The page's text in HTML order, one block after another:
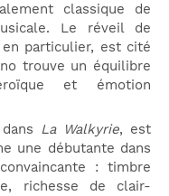
classique de
Le réveil de
particulier, est cité
trouve un équilibre
et émotion
La Walkyrie, est
une débutante dans
: timbre
richesse de clair-